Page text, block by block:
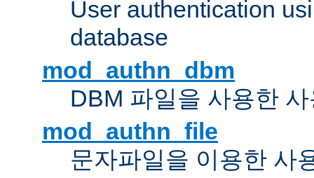
User authentication
database
mod_authn_dbm
DBM 파일을 사용한
mod_authn_file
문자파일을 이용한 사